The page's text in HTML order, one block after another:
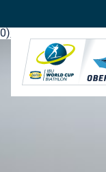
.blog-widgets__title
copyright-display:
0); }:root { --overlay-
EN